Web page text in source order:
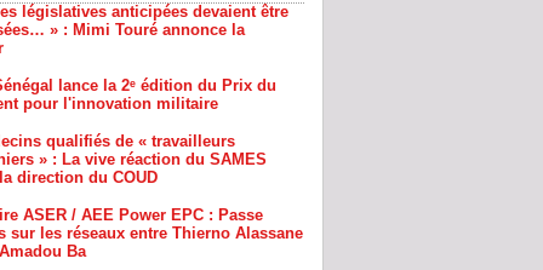
lance la 2ᵉ édition du Prix du
pour l'innovation militaire
» : La vive réaction du SAMES
direction du COUD
ASER / AEE Power EPC : Passe
sur les réseaux entre Thierno Alassane
Ba
Demba Bâ : cinq choses à savoir sur
des Présidents Abdoulaye Wade et